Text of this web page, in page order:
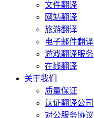
文件翻译
网站翻译
旅游翻译
电子邮件翻译
游戏翻译服务
在线翻译
关于我们
质量保证
认证翻译公司
对公服务协议